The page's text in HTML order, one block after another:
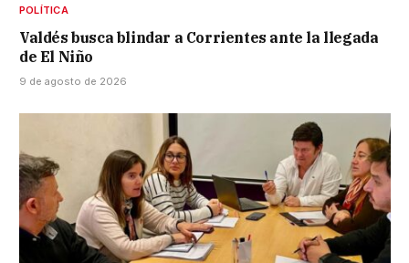
POLÍTICA
Valdés busca blindar a Corrientes ante la llegada
de El Niño
9 de agosto de 2026